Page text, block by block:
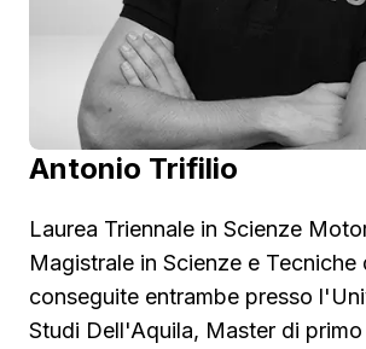
del Comitato di Ricerca dedicato al
Sollevamento Pesi Olimpico
Weightlifting SIG). Ha pubblicato
alcune delle più prestigiose
tra cui il Journal of Strength and
l’European Journal of Physical
Tecnico Nazionale di
Olimpico USA Weightlifting e
USA Track and Field. Si occupa
Antonio Trifilio
Laurea Triennale in Scienze
Magistrale in Scienze e Tecniche
conseguite entrambe presso
Studi Dell'Aquila, Master di